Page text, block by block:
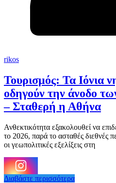
rikos
Τουρισμός: Τα Ιόνια
οδηγούν την άνοδο
– Σταθερή η Αθήνα
Ανθεκτικότητα εξακολουθεί να
το 2026, παρά το ασταθές διεθνές
οι γεωπολιτικές εξελίξεις στη
Διαβάστε περισσότερα